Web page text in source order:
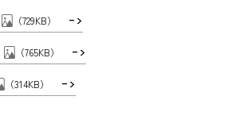
（729KB）
（765KB）
（314KB）